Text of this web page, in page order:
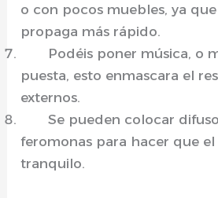
o con pocos muebles, ya
propaga más rápido.
Podéis poner música, o
puesta, esto enmascara el
externos.
Se pueden colocar
feromonas para hacer que
tranquilo.